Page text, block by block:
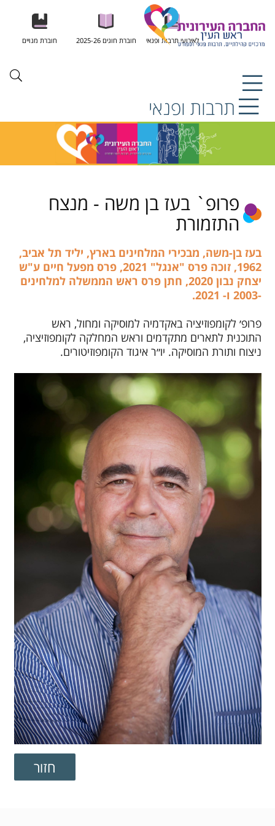
לאירועי תרבות ופנאי חוברת חוגים 2025-26 חוברת מנויים
תרבות ופנאי
פרופ` בעז בן משה - מנצח
התזמורת
בעז בן-משה, מבכירי המלחינים בארץ, יליד תל אביב,
1962, זוכה פרס "אנגל" 2021, פרס מפעל חיים ע"ש
יצחק נבון 2020, חתן פרס ראש הממשלה למלחינים
-2003 ו- 2021
.
פרופ׳ לקומפוזיציה באקדמיה למוסיקה ומחול, ראש
התוכנית לתארים מתקדמים וראש המחלקה לקומפוזיציה,
ניצוח ותורת המוסיקה. יו״ר איגוד הקומפוזיטורים.